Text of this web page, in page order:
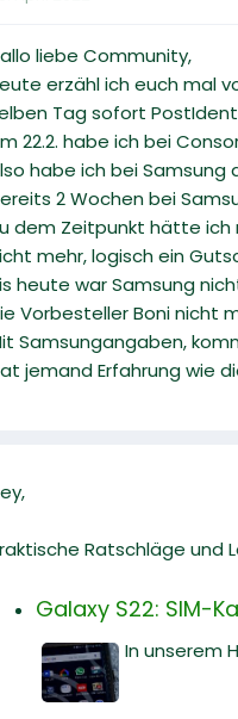
liebe Community,
erzähl ich euch mal
Tag sofort
22.2. habe ich bei
habe ich bei Samsung
2 Wochen bei
dem Zeitpunkt hätte ich
mehr, logisch ein
heute war Samsung
Vorbesteller Boni nicht
Samsungangaben,
jemand Erfahrung wie
Ratschläge und
Galaxy S22: SIM-
In unserem